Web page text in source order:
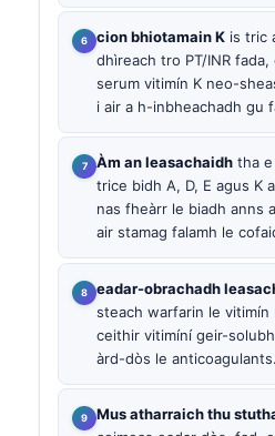
cion bhiotamain K is tric
dhìreach tro PT/INR
serum vitimín K neo-
i air a h-inbheachadh gu
Àm an leasachaidh tha e
trice bidh A, D, E agus K
nas fheàrr le biadh anns
air stamag falamh le
eadar-obrachadh
steach warfarin le vitimín
ceithir vitimíní geir-
àrd-dòs le anticoagulants.
Mus atharraich thu